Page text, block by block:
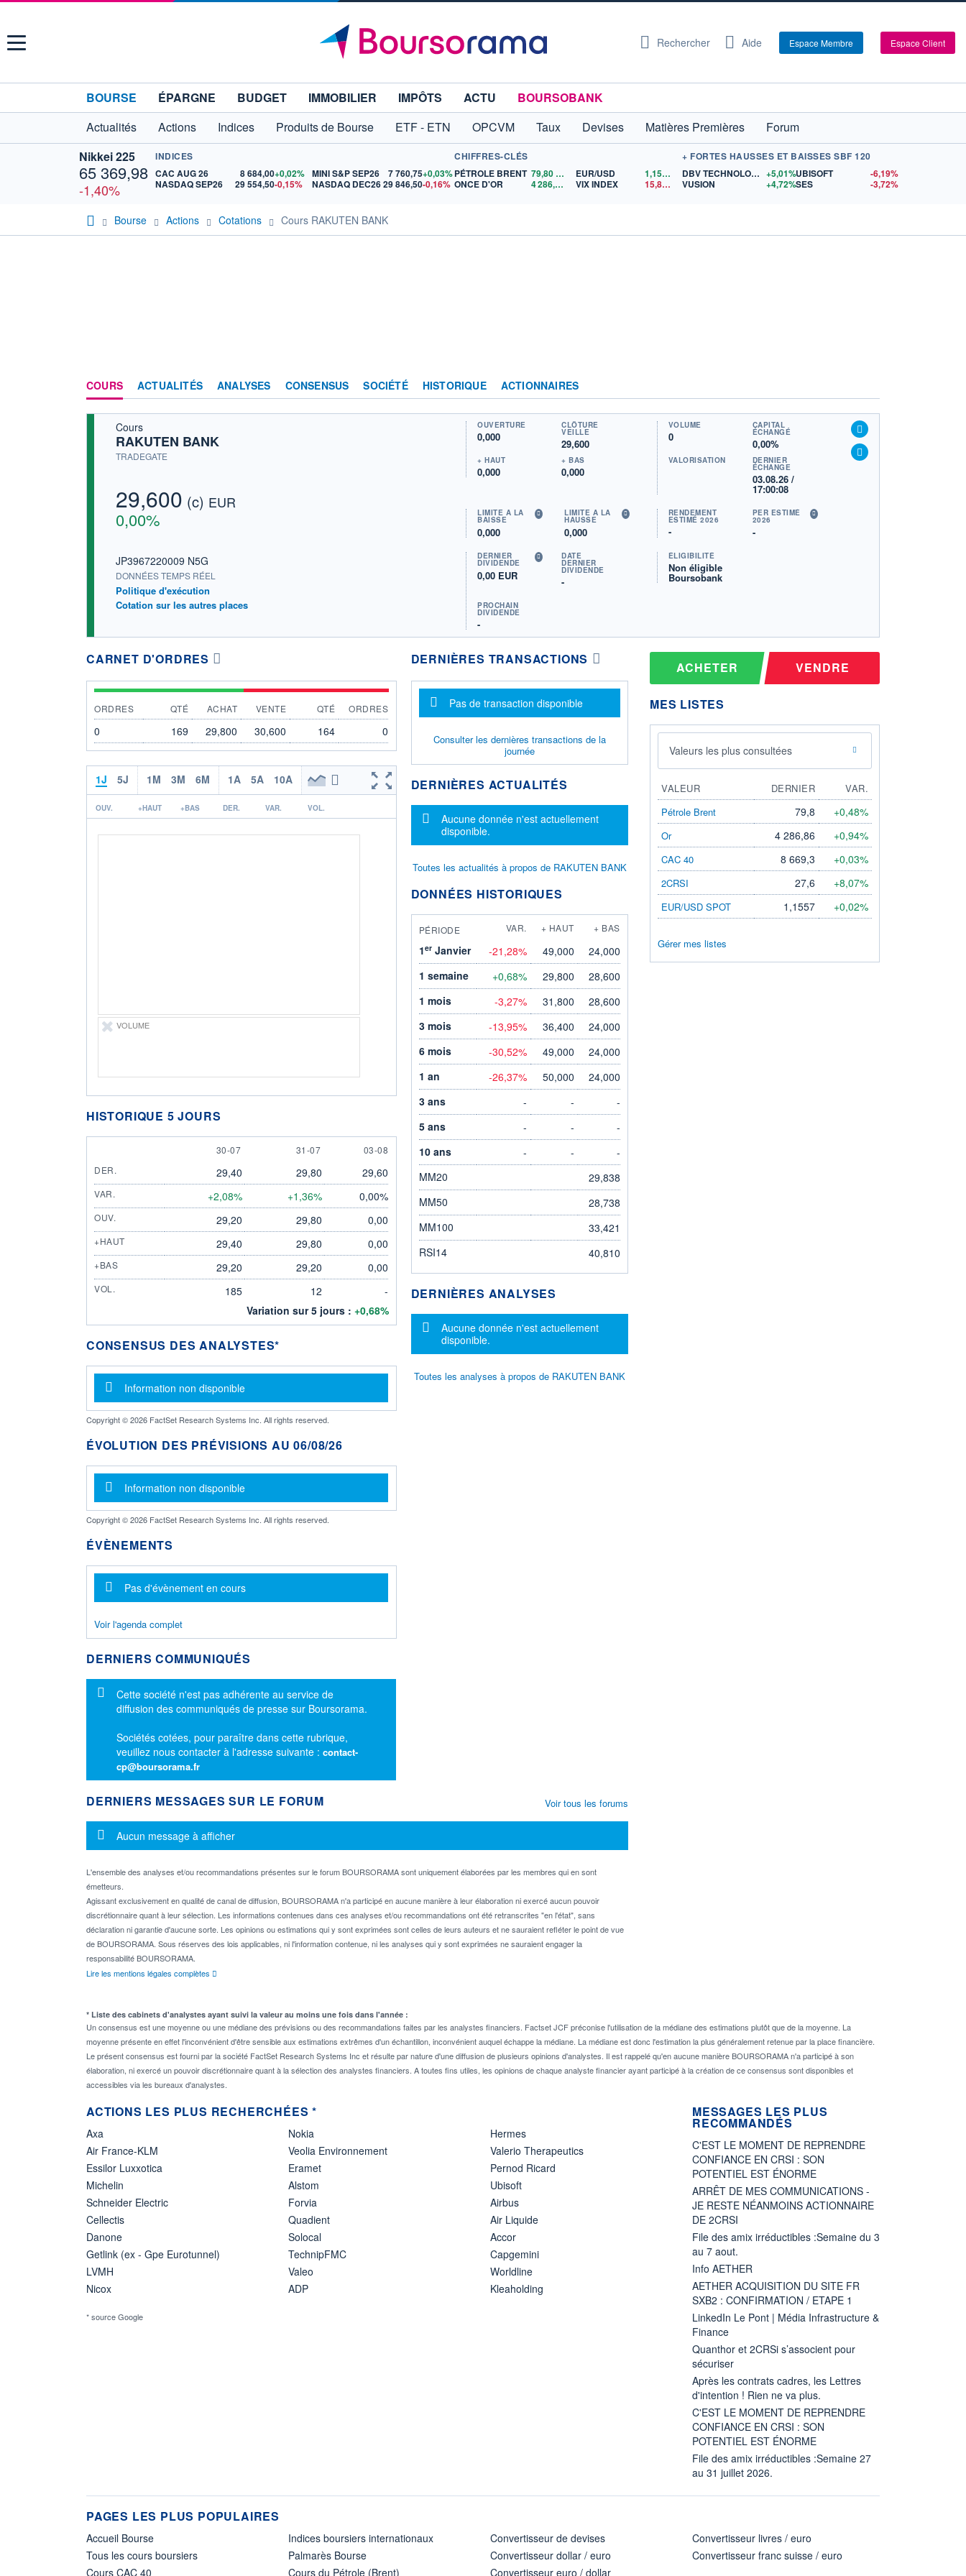
Menu Rechercher Aide Espace Membre Espace Client
BOURSE ÉPARGNE BUDGET IMMOBILIER IMPÔTS ACTU
BOURSOBANK
Actualités
Actions Indices Produits de Bourse ETF - ETN OPCVM Taux Devises Matières Premières
Forum
Nikkei 225
65 369,98
-1,40%
INDICES
CAC AUG 26
8 684,00+0,02%
NASDAQ SEP26
29 554,50-0,15%
MINI S&P SEP26 7 760,75+0,03%
NASDAQ DEC2629 846,50-0,16%
CHIFFRES-CLÉS
PÉTROLE BRENT 79,80
ONCE D'OR
4 286,86 $US
EUR/USD 1,1558
$US
VIX INDEX
15,81$US
+ FORTES HAUSSES ET BAISSES SBF 120
DBV TECHNOLOGIES +5,01%
VUSION
+4,72%
UBISOFT
-6,19%
SES
-3,72%
Bourse Actions Cotations Cours RAKUTEN BANK
COURS ACTUALITÉS ANALYSES CONSENSUS SOCIÉTÉ HISTORIQUE ACTIONNAIRES
Cours
RAKUTEN BANK
TRADEGATE
29,600 (c) EUR
0,00%
JP3967220009 N5G
DONNÉES TEMPS RÉEL
Politique d'exécution
Cotation sur les autres places
OUVERTURE
0,000
CLÔTURE
VEILLE
29,600
+ HAUT
0,000
+ BAS
0,000
VOLUME
0
CAPITAL
ÉCHANGÉ
0,00%
VALORISATION DERNIER
ÉCHANGE
03.08.26 /
17:00:08
LIMITE À LA
BAISSE
0,000
LIMITE À LA
HAUSSE
0,000
RENDEMENT
ESTIMÉ 2026
-
PER ESTIMÉ
2026
-
DERNIER
DIVIDENDE
0,00 EUR
DATE
DERNIER
DIVIDENDE
-
PROCHAIN
DIVIDENDE
-
ÉLIGIBILITÉ
Non éligible
Boursobank
CARNET D'ORDRES
ORDRES QTÉ ACHAT VENTE QTÉ ORDRES
0 169 29,800 30,600 164 0
1J 5J 1M 3M 6M 1A 5A 10A
OUV. +HAUT +BAS DER. VAR. VOL.
VOLUME
HISTORIQUE 5 JOURS
30 JULY
30-07 31 JULY
31-07 3 AUGUST
03-08
DER.
29,40 29,80 29,60
VAR. +2,08% +1,36% 0,00%
OUV. 29,20 29,80 0,00
+HAUT 29,40 29,80 0,00
+BAS 29,20 29,20 0,00
VOL. 185 12
-
Variation sur 5 jours : +0,68%
CONSENSUS DES ANALYSTES*
Message d'information
Information non disponible
Copyright © 2026 FactSet Research Systems Inc. All rights reserved.
ÉVOLUTION DES PRÉVISIONS AU 06/08/26
Message d'information
Information non disponible
Copyright © 2026 FactSet Research Systems Inc. All rights reserved.
ÉVÈNEMENTS
Message d'information
Pas d'évènement en cours
Voir l'agenda complet
DERNIERS COMMUNIQUÉS
Message d'information
Cette société n'est pas adhérente au service de
diffusion des communiqués de presse sur Boursorama.
Sociétés cotées, pour paraître dans cette rubrique,
veuillez nous contacter à l'adresse suivante : contact-
cp@boursorama.fr
DERNIÈRES TRANSACTIONS
Message d'information
Pas de transaction disponible
Consulter les dernières transactions de la
journée
DERNIÈRES ACTUALITÉS
Message d'information
Aucune donnée n'est actuellement
disponible.
Toutes les actualités à propos de RAKUTEN BANK
DONNÉES HISTORIQUES
PÉRIODE VAR. + HAUT + BAS
1erJanvier -21,28% 49,000
24,000
1 semaine
+0,68% 29,800
28,600
1 mois
-3,27% 31,800
28,600
3 mois
-13,95% 36,400
24,000
6 mois
-30,52% 49,000
24,000
1 an
-26,37% 50,000
24,000
3 ans
- -
-
5 ans
- -
-
10 ans
- -
-
MM20
29,838
MM50
28,738
MM100
33,421
RSI14
40,810
DERNIÈRES ANALYSES
Message d'information
Aucune donnée n'est actuellement
disponible.
Toutes les analyses à propos de RAKUTEN BANK
DERNIERS MESSAGES SUR LE FORUM
Message d'information
Aucun message à afficher
L'ensemble des analyses et/ou recommandations présentes sur le forum BOURSORAMA sont uniquement élaborées par les membres qui en sont
émetteurs.
Agissant exclusivement en qualité de canal de diffusion, BOURSORAMA n'a participé en aucune manière à leur élaboration ni exercé aucun pouvoir
discrétionnaire quant à leur sélection. Les informations contenues dans ces analyses et/ou recommandations ont été retranscrites "en l'état", sans
déclaration ni garantie d'aucune sorte. Les opinions ou estimations qui y sont exprimées sont celles de leurs auteurs et ne sauraient refléter le point de vue
de BOURSORAMA. Sous réserves des lois applicables, ni l'information contenue, ni les analyses qui y sont exprimées ne sauraient engager la
responsabilité BOURSORAMA.
Lire les mentions légales complètes
Voir tous les forums
ACHETER VENDRE
MES LISTES
Valeurs les plus consultées
VALEUR DERNIER
VAR.
Pétrole Brent
79,8 +0,48%
Or 4 286,86 +0,94%
CAC 40 8 669,3 +0,03%
2CRSI 27,6 +8,07%
EUR/USD SPOT 1,1557 +0,02%
Gérer mes listes
* Liste des cabinets d'analystes ayant suivi la valeur au moins une fois dans l'année :
Un consensus est une moyenne ou une médiane des prévisions ou des recommandations faites par les analystes financiers. Factset JCF préconise l'utilisation de la médiane des estimations plutôt que de la moyenne. La
moyenne présente en effet l'inconvénient d'être sensible aux estimations extrêmes d'un échantillon, inconvénient auquel échappe la médiane. La médiane est donc l'estimation la plus généralement retenue par la place financière.
Le présent consensus est fourni par la société FactSet Research Systems Inc et résulte par nature d'une diffusion de plusieurs opinions d'analystes. Il est rappelé qu'en aucune manière BOURSORAMA n'a participé à son
élaboration, ni exercé un pouvoir discrétionnaire quant à la sélection des analystes financiers. A toutes fins utiles, les opinions de chaque analyste financier ayant participé à la création de ce consensus sont disponibles et
accessibles via les bureaux d'analystes.
ACTIONS LES PLUS RECHERCHÉES *
Axa
Air France-KLM
Essilor Luxxotica
Michelin
Schneider Electric
Cellectis
Danone
Getlink (ex - Gpe Eurotunnel)
LVMH
Nicox
Nokia
Veolia Environnement
Eramet
Alstom
Forvia
Quadient
Solocal
TechnipFMC
Valeo
ADP
Hermes
Valerio Therapeutics
Pernod Ricard
Ubisoft
Airbus
Air Liquide
Accor
Capgemini
Worldline
Kleaholding
* source Google
MESSAGES LES PLUS
RECOMMANDÉS
C'EST LE MOMENT DE REPRENDRE
CONFIANCE EN CRSI : SON
POTENTIEL EST ÉNORME
ARRÊT DE MES COMMUNICATIONS -
JE RESTE NÉANMOINS ACTIONNAIRE
DE 2CRSI
File des amix irréductibles :Semaine du 3
au 7 aout.
Info AETHER
AETHER ACQUISITION DU SITE FR
SXB2 : CONFIRMATION / ETAPE 1
LinkedIn Le Pont | Média Infrastructure &
Finance
Quanthor et 2CRSi s’associent pour
sécuriser
Après les contrats cadres, les Lettres
d'intention ! Rien ne va plus.
C'EST LE MOMENT DE REPRENDRE
CONFIANCE EN CRSI : SON
POTENTIEL EST ÉNORME
File des amix irréductibles :Semaine 27
au 31 juillet 2026.
PAGES LES PLUS POPULAIRES
Accueil Bourse
Tous les cours boursiers
Cours CAC 40
Indices boursiers internationaux
Palmarès Bourse
Cours du Pétrole (Brent)
Convertisseur de devises
Convertisseur dollar / euro
Convertisseur euro / dollar
Convertisseur livres / euro
Convertisseur franc suisse / euro